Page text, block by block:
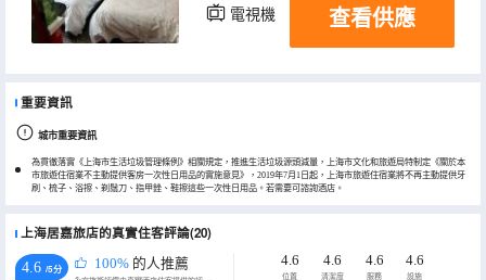
電視機 查看供應
重要資訊
城市重要資訊
為貫徹落實《上海市生活垃圾管理條例》相關規定，推進生活垃圾源頭減量，上海市文化和旅遊局特制定《關於本
市旅遊住宿業不主動提供客房一次性日用品的實施意見》，2019年7月1日起，上海市旅遊住宿業將不再主動提供牙
刷、梳子、浴擦、剃鬚刀、指甲銼、鞋擦這些一次性日用品。若需要可諮詢酒店。
上海居嘉旅店的真實住客評論(20)
4.6 /5分 100% 的人推薦 4.6
位置
4.6
清潔度
4.6
服務
4.6
設施